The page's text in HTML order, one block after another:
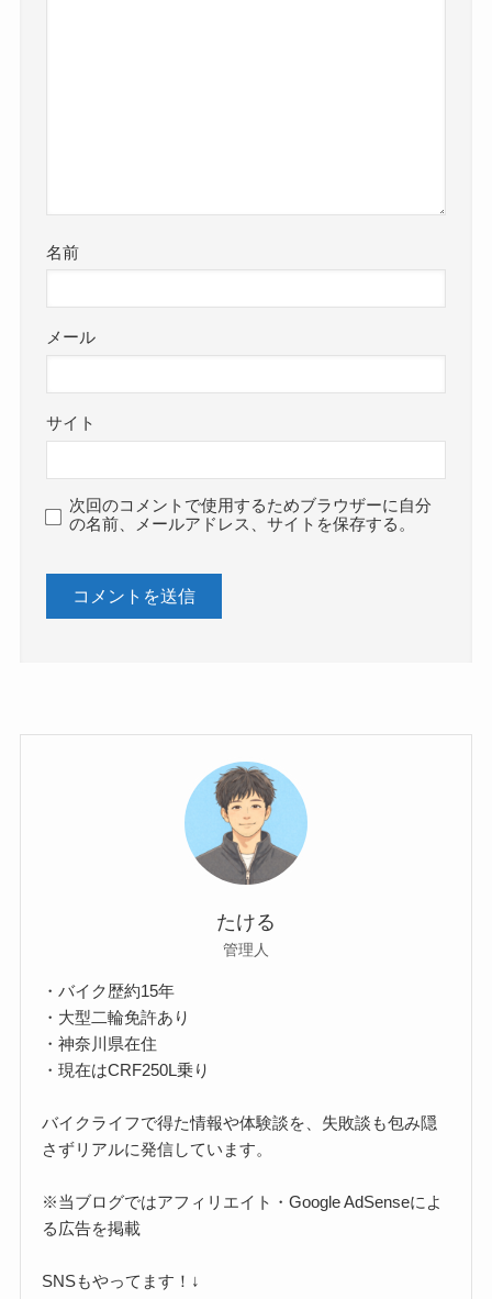
名前
メール
サイト
次回のコメントで使用するためブラウザーに自分
の名前、メールアドレス、サイトを保存する。
たける
管理人
・バイク歴約15年
・大型二輪免許あり
・神奈川県在住
・現在はCRF250L乗り
バイクライフで得た情報や体験談を、失敗談も包み隠
さずリアルに発信しています。
※当ブログではアフィリエイト・Google AdSenseによ
る広告を掲載
SNSもやってます！↓